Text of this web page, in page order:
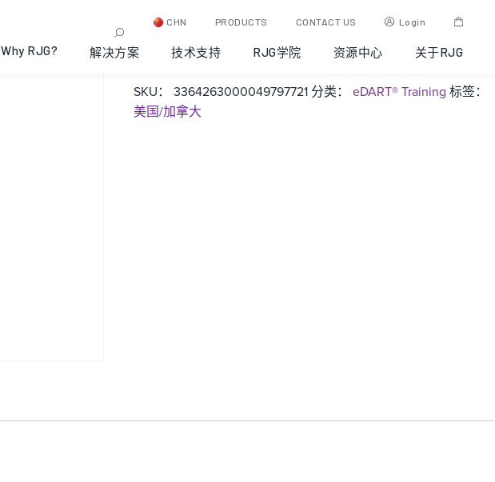
CHN PRODUCTS CONTACT US Login
Why RJG? 解决方案 技术支持 RJG学院 资源中心 关于RJG
eDART® Training: Traverse
City, Michigan, 2021-04-20
SKU：3364263000049797721 分类：eDART® Training 标签：
美国/加拿大